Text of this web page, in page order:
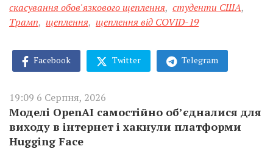
скасування обов'язкового щеплення, студенти США,
Трамп, щеплення, щеплення від COVID-19
Facebook Twitter Telegram
19:09 6 Серпня, 2026
Моделі OpenAI самостійно об’єдналися для
виходу в інтернет і хакнули платформи
Hugging Face